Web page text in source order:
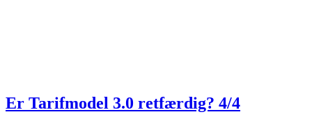
Er Tarifmodel 3.0 retfærdig? 4/4